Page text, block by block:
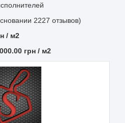
2227 отзывов)
/ м2
грн / м2